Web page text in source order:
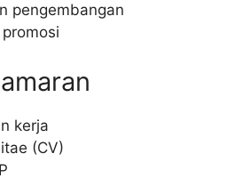
pengembangan
kerja
(CV)